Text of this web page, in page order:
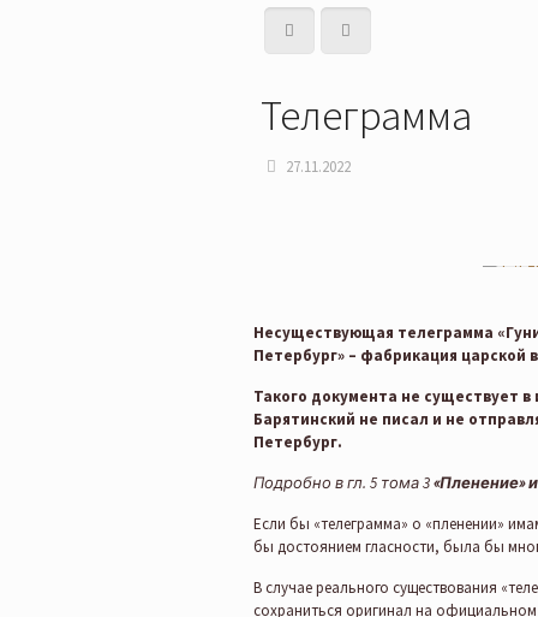
Телеграмма
27.11.2022
Несуществующая телеграмма
Петербург» – фабрикация царской
Такого документа не существует
Барятинский не писал и не
Петербург.
Подробно в гл. 5 тома 3«Пленение»
Если бы «телеграмма» о «пленении»
бы достоянием гласности, была бы
В случае реального существования
сохраниться оригинал на